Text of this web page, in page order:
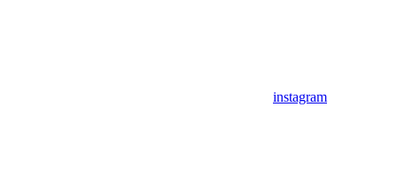
instagram